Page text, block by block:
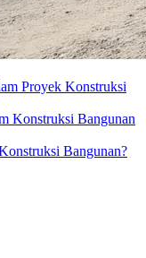
Proyek Konstruksi
Bangunan?